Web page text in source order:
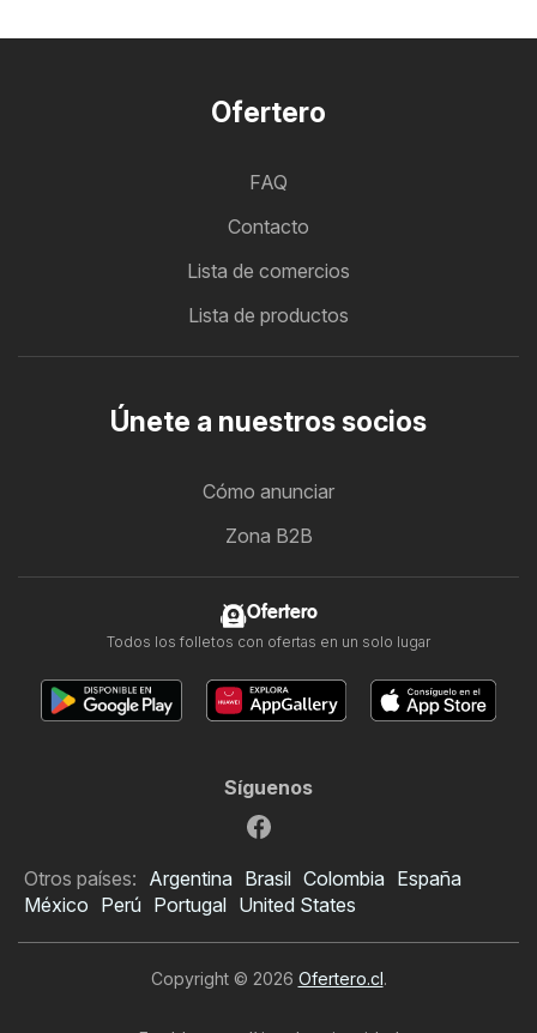
Ofertero
FAQ
Contacto
Lista de comercios
Lista de productos
Únete a nuestros socios
Cómo anunciar
Zona B2B
Ofertero
Todos los folletos con ofertas en un solo lugar
Síguenos
Otros países: Argentina Brasil Colombia España
México Perú Portugal United States
Copyright © 2026 Ofertero.cl.